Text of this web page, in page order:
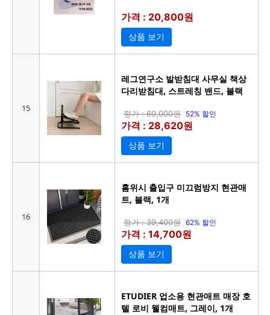
가격 : 20,800원
상품 보기
15
레그연구소 발받침대 사무실 책상
다리받침대, 스트레칭 밴드, 블랙
정가 : 60,000원 52% 할인
가격 : 28,620원
상품 보기
16
홈위시 출입구 미끄럼방지 현관매
트, 블랙, 1개
정가 : 39,400원 62% 할인
가격 : 14,700원
상품 보기
ETUDIER 업소용 현관매트 매장 호
텔 로비 웰컴매트, 그레이, 1개